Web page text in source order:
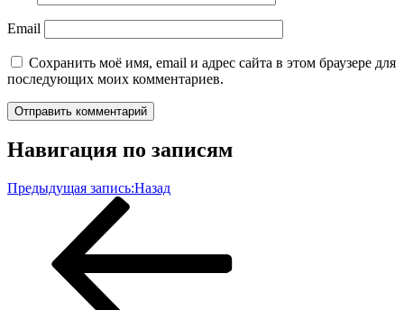
Email
Сохранить моё имя, email и адрес сайта в этом браузере для
последующих моих комментариев.
Навигация по записям
Предыдущая запись:Назад